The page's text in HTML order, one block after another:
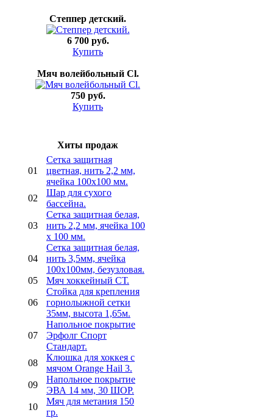
Степпер детский.
6 700 руб.
Купить
Мяч волейбольный Cl.
750 руб.
Купить
Хиты продаж
01
Сетка защитная
цветная, нить 2,2 мм,
ячейка 100х100 мм.
02
Шар для сухого
бассейна.
03
Сетка защитная белая,
нить 2,2 мм, ячейка 100
х 100 мм.
04
Сетка защитная белая,
нить 3,5мм, ячейка
100х100мм, безузловая.
05
Мяч хоккейный СТ.
06
Стойка для крепления
горнолыжной сетки
35мм, высота 1,65м.
07
Напольное покрытие
Эрфолг Спорт
Стандарт.
08
Клюшка для хоккея с
мячом Orange Hail 3.
09
Напольное покрытие
ЭВА 14 мм, 30 ШОР.
10
Мяч для метания 150
гр.